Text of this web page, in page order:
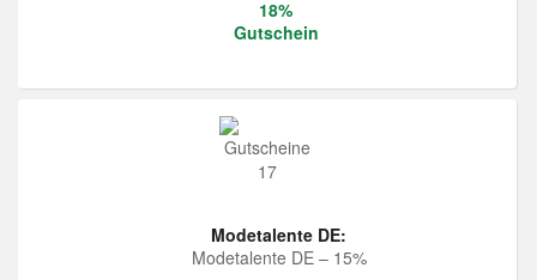
18%
Gutschein
Modetalente DE:
Modetalente DE – 15%